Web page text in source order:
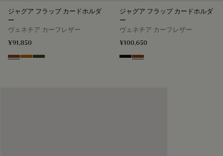
ジャグア フラップ カードホルダ
ー
ヴェネチア カーフレザー
¥91,850
Cacao Intenso
Arancio Vermiglio
Boreale
ジャグア フラップ カードホルダ
ー
ヴェネチア カーフレザー
¥100,650
Nero Grigio
Cacao Intenso